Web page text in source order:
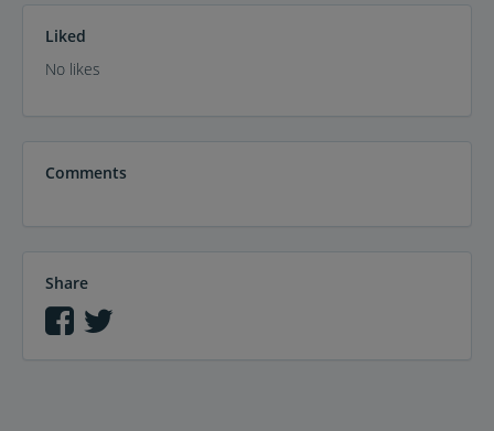
Liked
No likes
Comments
Share